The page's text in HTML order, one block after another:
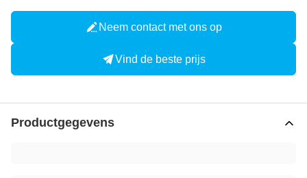
Neem contact met ons op
Vind de beste prijs
Productgegevens